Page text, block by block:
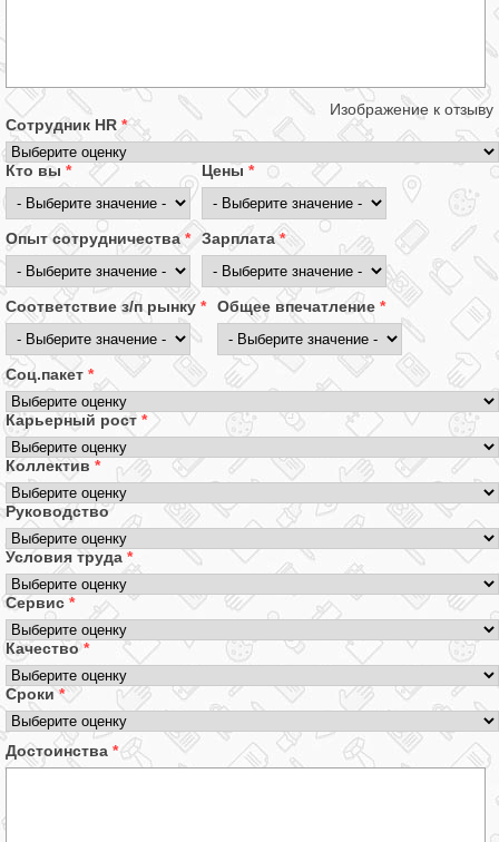
Изображение к отзыву
Сотрудник HR *
Кто вы * Цены *
Опыт сотрудничества* Зарплата*
Соответствие з/п рынку * Общее впечатление *
Соц.пакет *
Карьерный рост *
Коллектив *
Руководство
Условия труда *
Сервис *
Качество*
Сроки*
Достоинства *